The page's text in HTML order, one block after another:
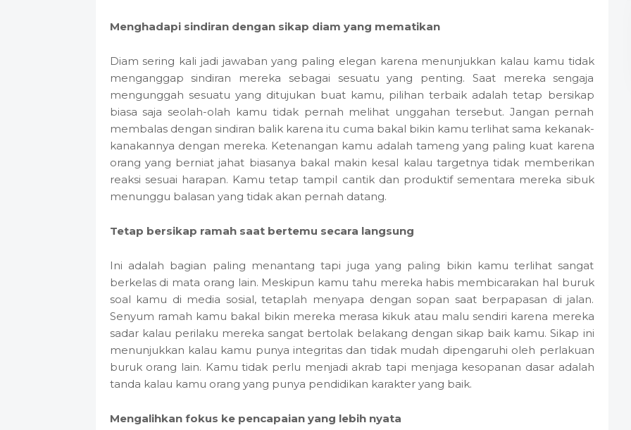
Menghadapi sindiran dengan sikap diam yang mematikan
Diam sering kali jadi jawaban yang paling elegan karena menunjukkan kalau kamu tidak
menganggap sindiran mereka sebagai sesuatu yang penting. Saat mereka sengaja
mengunggah sesuatu yang ditujukan buat kamu, pilihan terbaik adalah tetap bersikap
biasa saja seolah-olah kamu tidak pernah melihat unggahan tersebut. Jangan pernah
membalas dengan sindiran balik karena itu cuma bakal bikin kamu terlihat sama kekanak-
kanakannya dengan mereka. Ketenangan kamu adalah tameng yang paling kuat karena
orang yang berniat jahat biasanya bakal makin kesal kalau targetnya tidak memberikan
reaksi sesuai harapan. Kamu tetap tampil cantik dan produktif sementara mereka sibuk
menunggu balasan yang tidak akan pernah datang.
Tetap bersikap ramah saat bertemu secara langsung
Ini adalah bagian paling menantang tapi juga yang paling bikin kamu terlihat sangat
berkelas di mata orang lain. Meskipun kamu tahu mereka habis membicarakan hal buruk
soal kamu di media sosial, tetaplah menyapa dengan sopan saat berpapasan di jalan.
Senyum ramah kamu bakal bikin mereka merasa kikuk atau malu sendiri karena mereka
sadar kalau perilaku mereka sangat bertolak belakang dengan sikap baik kamu. Sikap ini
menunjukkan kalau kamu punya integritas dan tidak mudah dipengaruhi oleh perlakuan
buruk orang lain. Kamu tidak perlu menjadi akrab tapi menjaga kesopanan dasar adalah
tanda kalau kamu orang yang punya pendidikan karakter yang baik.
Mengalihkan fokus ke pencapaian yang lebih nyata